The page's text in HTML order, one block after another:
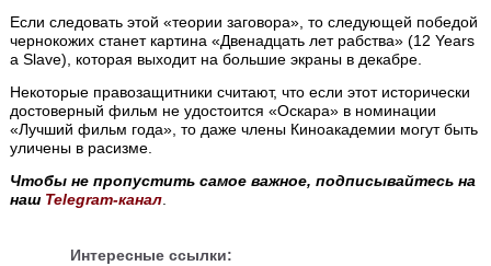
Если следовать этой «теории заговора», то следующей победой
чернокожих станет картина «Двенадцать лет рабства» (12 Years
a Slave), которая выходит на большие экраны в декабре.
Некоторые правозащитники считают, что если этот исторически
достоверный фильм не удостоится «Оскара» в номинации
«Лучший фильм года», то даже члены Киноакадемии могут быть
уличены в расизме.
Чтобы не пропустить самое важное, подписывайтесь на
наш Telegram-канал
Интересные ссылки: